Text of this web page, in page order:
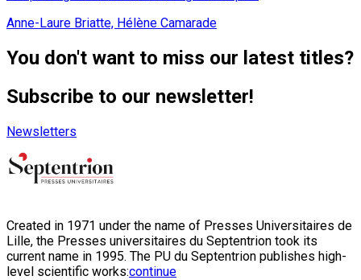
Anne-Laure Briatte, Hélène Camarade
You don't want to miss our latest titles?
Subscribe to our newsletter!
Newsletters
Created in 1971 under the name of Presses Universitaires de
Lille, the Presses universitaires du Septentrion took its
current name in 1995. The PU du Septentrion publishes high-
level scientific works:continue